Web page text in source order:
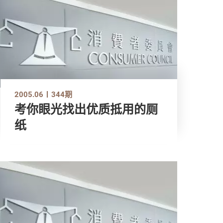
2005.06 344期
考你眼光找出优质抵用的厕
纸